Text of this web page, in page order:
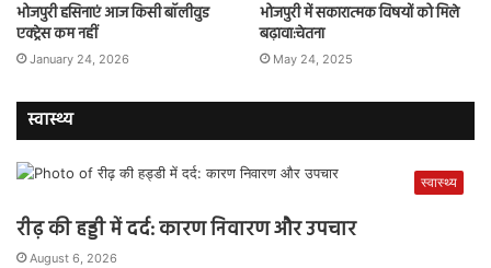
भोजपुरी हसिनाएं आज किसी बॉलीवुड
एक्ट्रेस कम नहीं
January 24, 2026
भोजपुरी में सकारात्मक विषयों को मिले
बढ़ावा:चेतना
May 24, 2025
स्वास्थ्य
स्वास्थ्य
रीढ़ की हड्डी में दर्द: कारण निवारण और उपचार
August 6, 2026